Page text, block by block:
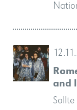
and